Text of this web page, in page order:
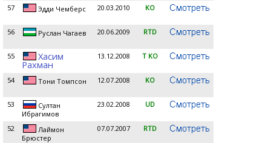
57 Эдди Чемберс 20.03.2010 KO
56 Руслан Чагаев 20.06.2009 RTD
55 Хасим
Рахман
13.12.2008 T KO
54 Тони Томпсон 12.07.2008 KO
53
Султан
Ибрагимов
23.02.2008 UD
52
Лаймон
Брюстер
07.07.2007 RTD